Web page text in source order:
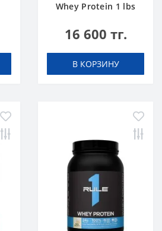
Whey Protein 1 lbs
Мороженое
16 600 тг.
В КОРЗИНУ